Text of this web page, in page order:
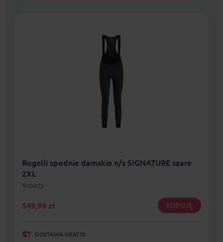
Rogelli spodnie damskie n/s SIGNATURE szare
2XL
Kobiety
549,99 zł KUPUJĘ
DOSTAWA GRATIS!